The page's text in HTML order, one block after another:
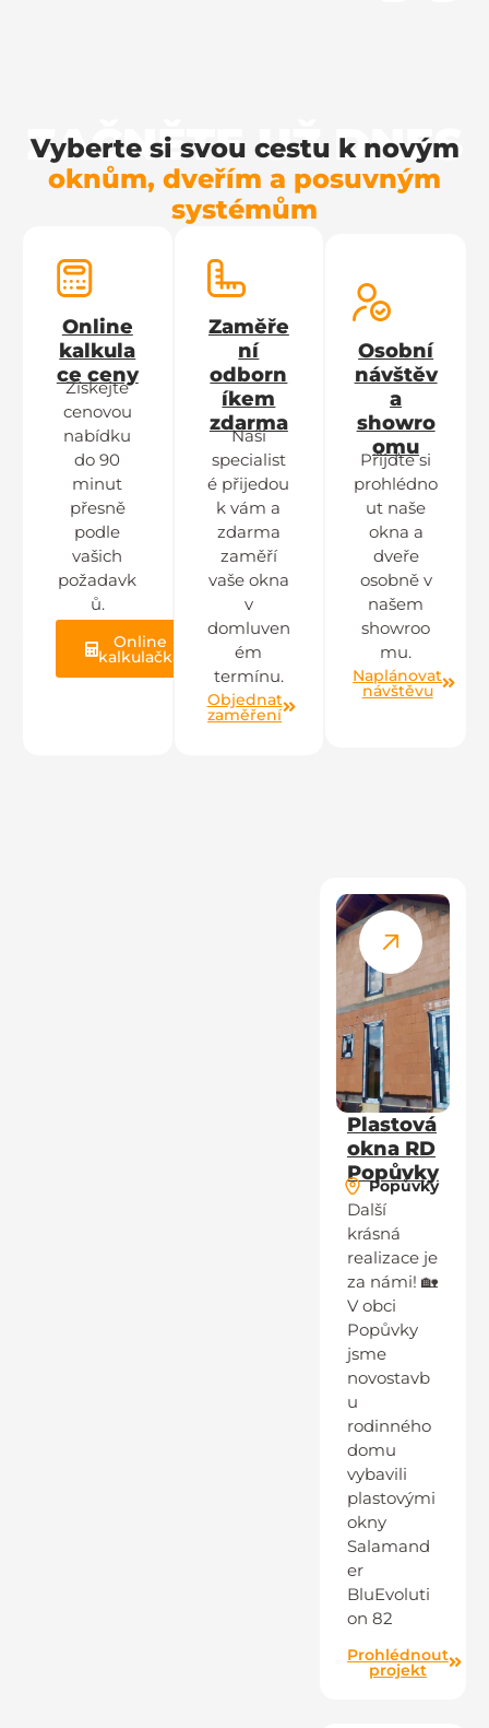
ZAČNĚTE UŽ DNES
Vyberte si svou cestu k novým
oknům, dveřím a posuvným
systémům
Online
kalkula
ce ceny
Získejte
cenovou
nabídku
do 90
minut
přesně
podle
vašich
požadavk
ů.
Online
kalkulačka
Zaměře
ní
odborn
íkem
zdarma
Naši
specialist
é přijedou
k vám a
zdarma
zaměří
vaše okna
v
domluven
ém
termínu.
Objednat
zaměření
Osobní
návštěv
a
showro
omu
Přijďte si
prohlédno
ut naše
okna a
dveře
osobně v
našem
showroo
mu.
Naplánovat
návštěvu
Plastová
okna RD
Popůvky
Popůvky
Další
krásná
realizace je
za námi! 🏡
V obci
Popůvky
jsme
novostavb
u
rodinného
domu
vybavili
plastovými
okny
Salamand
er
BluEvoluti
on 82
Prohlédnout
projekt